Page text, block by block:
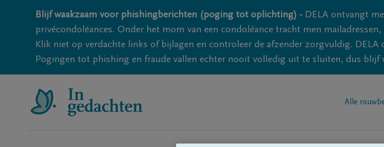
Blijf waakzaam voor phishingberichten (poging tot oplichting) - DELA ontvangt
privécondoléances. Onder het mom van een condoléance tracht men
Klik niet op verdachte links of bijlagen en controleer de afzender zorgvuldig.
Pogingen tot phishing en fraude vallen echter nooit volledig uit te sluiten, dus blijf
Alle